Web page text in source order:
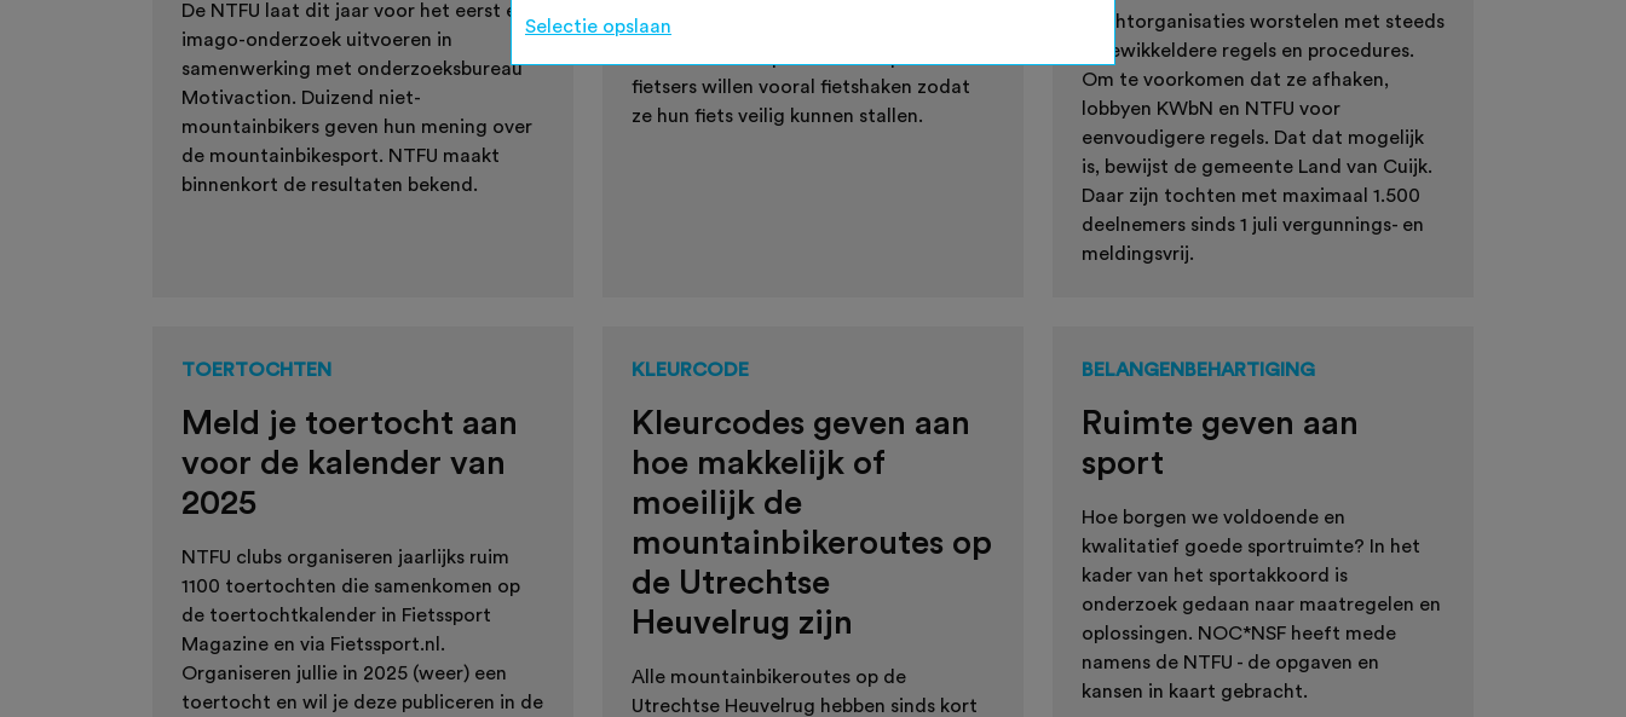
De NTFU laat dit jaar voor het eerst een
imago-onderzoek uitvoeren in
samenwerking met onderzoeksbureau
Motivaction. Duizend niet-
mountainbikers geven hun mening over
de mountainbikesport. NTFU maakt
binnenkort de resultaten bekend.
uit de enquête van de Fietsersbond
fietsers willen vooral fietshaken zodat
ze hun fiets veilig kunnen stallen.
Tochtorganisaties worstelen met steeds
ingewikkeldere regels en procedures.
Om te voorkomen dat ze afhaken,
lobbyen KWbN en NTFU voor
eenvoudigere regels. Dat dat mogelijk
is, bewijst de gemeente Land van Cuijk.
Daar zijn tochten met maximaal 1.500
deelnemers sinds 1 juli vergunnings- en
meldingsvrij.
TOERTOCHTEN
Meld je toertocht aan
voor de kalender van
2025
NTFU clubs organiseren jaarlijks ruim
1100 toertochten die samenkomen op
de toertochtkalender in Fietssport
Magazine en via Fietssport.nl.
Organiseren jullie in 2025 (weer) een
toertocht en wil je deze publiceren in de
KLEURCODE
Kleurcodes geven aan
hoe makkelijk of
moeilijk de
mountainbikeroutes op
de Utrechtse
Heuvelrug zijn
Alle mountainbikeroutes op de
Utrechtse Heuvelrug hebben sinds kort
BELANGENBEHARTIGING
Ruimte geven aan
sport
Hoe borgen we voldoende en
kwalitatief goede sportruimte? In het
kader van het sportakkoord is
onderzoek gedaan naar maatregelen en
oplossingen. NOC*NSF heeft mede
namens de NTFU - de opgaven en
kansen in kaart gebracht.
Selectie opslaan